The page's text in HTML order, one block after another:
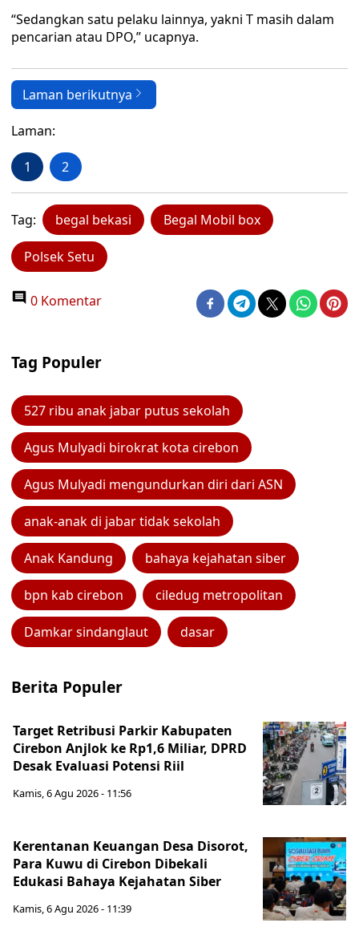
“Sedangkan satu pelaku lainnya, yakni T masih dalam
pencarian atau DPO,” ucapnya.
Laman berikutnya
Laman:
1 2
Tag: begal bekasi Begal Mobil box
Polsek Setu
0 Komentar
Tag Populer
527 ribu anak jabar putus sekolah
Agus Mulyadi birokrat kota cirebon
Agus Mulyadi mengundurkan diri dari ASN
anak-anak di jabar tidak sekolah
Anak Kandung bahaya kejahatan siber
bpn kab cirebon ciledug metropolitan
Damkar sindanglaut dasar
Berita Populer
Target Retribusi Parkir Kabupaten
Cirebon Anjlok ke Rp1,6 Miliar, DPRD
Desak Evaluasi Potensi Riil
Kamis, 6 Agu 2026 - 11:56
Kerentanan Keuangan Desa Disorot,
Para Kuwu di Cirebon Dibekali
Edukasi Bahaya Kejahatan Siber
Kamis, 6 Agu 2026 - 11:39